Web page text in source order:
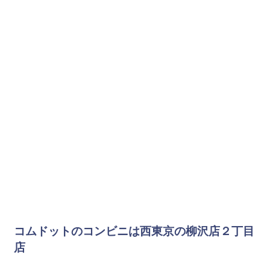
コムドットのコンビニは西東京の柳沢店２丁目
店